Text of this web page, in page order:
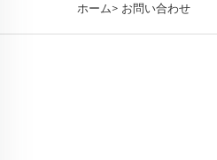
ホーム> お問い合わせ